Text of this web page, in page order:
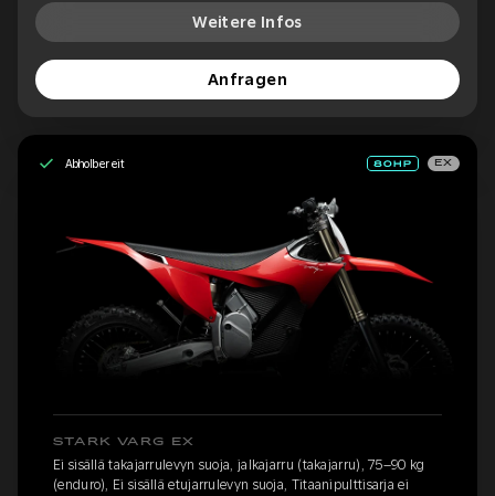
Weitere Infos
Anfragen
Abholbereit EX
STARK VARG EX
Ei sisällä takajarrulevyn suoja, jalkajarru (takajarru), 75–90 kg
(enduro), Ei sisällä etujarrulevyn suoja, Titaanipulttisarja ei